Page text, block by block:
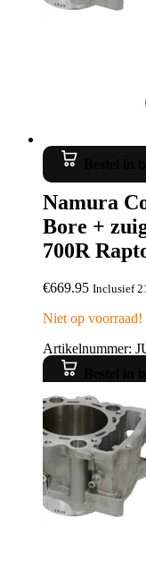
Namura
Bore +
700R
€669.95 Inclusief
Niet op voorraad!
Artikelnummer: